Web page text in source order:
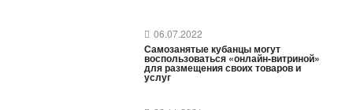
Самозанятые кубанцы могут
воспользоваться «онлайн-витриной»
для размещения своих товаров и
услуг
06.07.2022